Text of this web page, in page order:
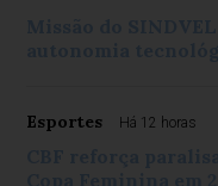
Esportes Há 12 horas